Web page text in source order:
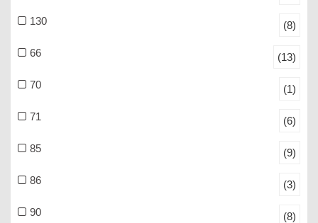
130 (8)
66 (13)
70 (1)
71 (6)
85 (9)
86 (3)
90 (8)